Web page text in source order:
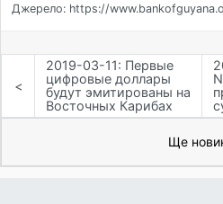
Джерело: https://
<
2019-03-11: Первые
цифровые доллары
будут эмитированы на
Восточных Карибах
Ще